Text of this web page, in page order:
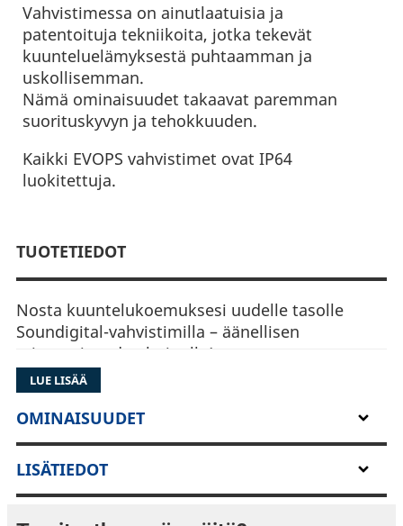
Vahvistimessa on ainutlaatuisia ja
patentoituja tekniikoita, jotka tekevät
kuunteluelämyksestä puhtaamman ja
uskollisemman.
Nämä ominaisuudet takaavat paremman
suorituskyvyn ja tehokkuuden.
Kaikki EVOPS vahvistimet ovat IP64
luokitettuja.
TUOTETIEDOT
Nosta kuuntelukoemuksesi uudelle tasolle
Soundigital-vahvistimilla – äänellisen
erinomaisuuden huipulla!
Nämä vahvistimet ylpeilevät
huipputeknologiallaan, tarjoten raakaa voimaa,
tarkkuutta ja monipuolisuutta.
Kompakteista malleista tehokkaisiin jättiläisiin
Soundigital vastaa kaikkiin äänitarpeisiin.
LUE LISÄÄ
OMINAISUUDET
LISÄTIEDOT